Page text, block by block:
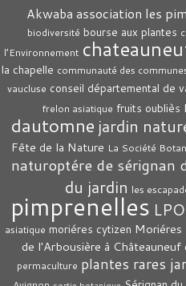
Akwaba association les
biodiversité bourse aux plantes
l’Environnement
la chapelle communauté des
vaucluse conseil départemental de
frelon asiatique fruits oubliès
dautomne jardin
Fête de la Nature La Société
naturoptére de sérignan
du jardin les
pimprenelles
asiatique moriéres cytizen Moriéres
de l'Arbousière à Châteauneuf
permaculture plantes rares